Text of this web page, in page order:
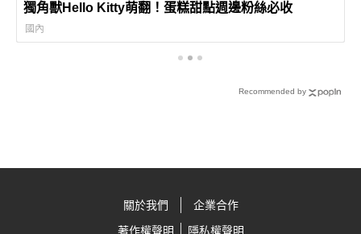
獨角獸Hello Kitty萌翻！蛋糕甜點週邊粉絲必收
國內
Recommended by
關於我們
企業合作
著作權聲明
隱私權聲明